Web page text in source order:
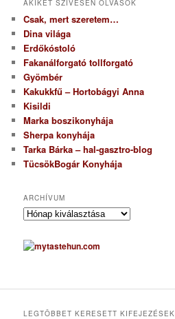
AKIKET SZÍVESEN OLVASOK
Csak, mert szeretem…
Dina világa
Erdőkóstoló
Fakanálforgató tollforgató
Gyömbér
Kakukkfű – Hortobágyi Anna
Kisildi
Marka boszikonyhája
Sherpa konyhája
Tarka Bárka – hal-gasztro-blog
TücsökBogár Konyhája
ARCHÍVUM
A
c
h
u
LEGTÖBBET KERESETT KIFEJEZÉSEK